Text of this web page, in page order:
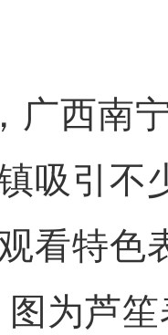
西南宁
吸引不
看特色
图为芦